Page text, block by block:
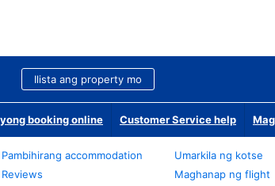
Ilista ang property mo
booking online Customer Service help
Pambihirang accommodation
Reviews
Umarkila ng kotse
Maghanap ng flight